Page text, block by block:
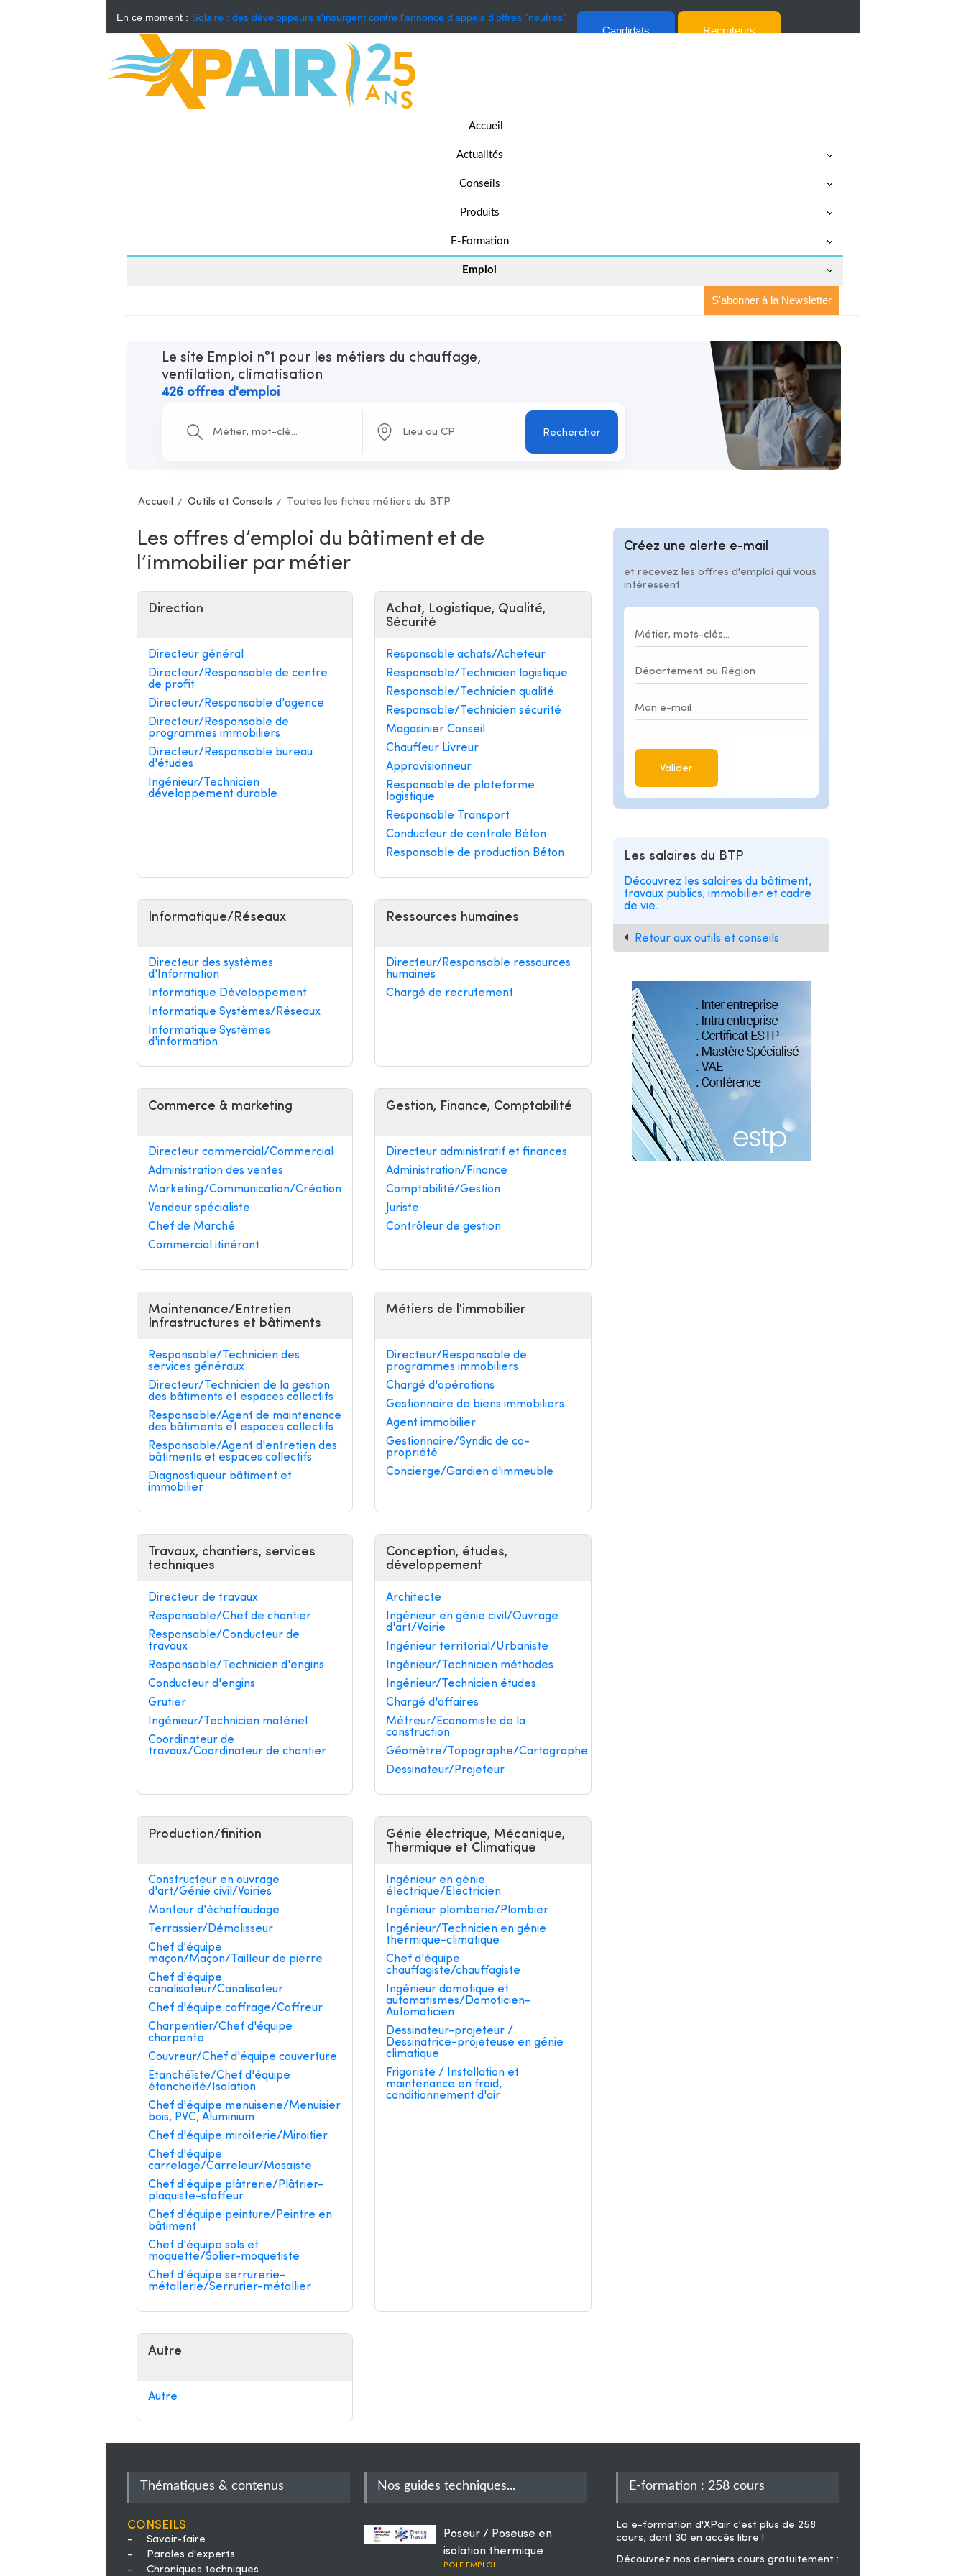
En ce moment : Solaire : des développeurs s'insurgent contre l'annonce d'appels d'offres "neutres"
Candidats Recruteurs
Accueil
Actualités
Conseils
Produits
E-Formation
Emploi
S'abonner à la Newsletter
Le site Emploi n°1 pour les métiers du chauffage,
ventilation, climatisation
426 offres d'emploi
Rechercher
Accueil Outils et Conseils Toutes les fiches métiers du BTP
Les offres d’emploi du bâtiment et de
l’immobilier par métier
Direction
Directeur général
Directeur/Responsable de centre
de profit
Directeur/Responsable d'agence
Directeur/Responsable de
programmes immobiliers
Directeur/Responsable bureau
d'études
Ingénieur/Technicien
développement durable
Achat, Logistique, Qualité,
Sécurité
Responsable achats/Acheteur
Responsable/Technicien logistique
Responsable/Technicien qualité
Responsable/Technicien sécurité
Magasinier Conseil
Chauffeur Livreur
Approvisionneur
Responsable de plateforme
logistique
Responsable Transport
Conducteur de centrale Béton
Responsable de production Béton
Informatique/Réseaux
Directeur des systèmes
d'Information
Informatique Développement
Informatique Systèmes/Réseaux
Informatique Systèmes
d'information
Ressources humaines
Directeur/Responsable ressources
humaines
Chargé de recrutement
Commerce & marketing
Directeur commercial/Commercial
Administration des ventes
Marketing/Communication/Création
Vendeur spécialiste
Chef de Marché
Commercial itinérant
Gestion, Finance, Comptabilité
Directeur administratif et finances
Administration/Finance
Comptabilité/Gestion
Juriste
Contrôleur de gestion
Maintenance/Entretien
Infrastructures et bâtiments
Responsable/Technicien des
services généraux
Directeur/Technicien de la gestion
des bâtiments et espaces collectifs
Responsable/Agent de maintenance
des bâtiments et espaces collectifs
Responsable/Agent d'entretien des
bâtiments et espaces collectifs
Diagnostiqueur bâtiment et
immobilier
Métiers de l'immobilier
Directeur/Responsable de
programmes immobiliers
Chargé d'opérations
Gestionnaire de biens immobiliers
Agent immobilier
Gestionnaire/Syndic de co-
propriété
Concierge/Gardien d'immeuble
Travaux, chantiers, services
techniques
Directeur de travaux
Responsable/Chef de chantier
Responsable/Conducteur de
travaux
Responsable/Technicien d'engins
Conducteur d'engins
Grutier
Ingénieur/Technicien matériel
Coordinateur de
travaux/Coordinateur de chantier
Conception, études,
développement
Architecte
Ingénieur en génie civil/Ouvrage
d'art/Voirie
Ingénieur territorial/Urbaniste
Ingénieur/Technicien méthodes
Ingénieur/Technicien études
Chargé d'affaires
Métreur/Economiste de la
construction
Géomètre/Topographe/Cartographe
Dessinateur/Projeteur
Production/finition
Constructeur en ouvrage
d'art/Génie civil/Voiries
Monteur d'échaffaudage
Terrassier/Démolisseur
Chef d'équipe
maçon/Maçon/Tailleur de pierre
Chef d'équipe
canalisateur/Canalisateur
Chef d'équipe coffrage/Coffreur
Charpentier/Chef d'équipe
charpente
Couvreur/Chef d'équipe couverture
Etanchéïste/Chef d'équipe
étancheïté/Isolation
Chef d'équipe menuiserie/Menuisier
bois, PVC, Aluminium
Chef d'équipe miroiterie/Miroitier
Chef d'équipe
carrelage/Carreleur/Mosaïste
Chef d'équipe plâtrerie/Plâtrier-
plaquiste-staffeur
Chef d'équipe peinture/Peintre en
bâtiment
Chef d'équipe sols et
moquette/Solier-moquetiste
Chef d'équipe serrurerie-
métallerie/Serrurier-métallier
Génie électrique, Mécanique,
Thermique et Climatique
Ingénieur en génie
électrique/Electricien
Ingénieur plomberie/Plombier
Ingénieur/Technicien en génie
thermique-climatique
Chef d'équipe
chauffagiste/chauffagiste
Ingénieur domotique et
automatismes/Domoticien-
Automaticien
Dessinateur-projeteur /
Dessinatrice-projeteuse en génie
climatique
Frigoriste / Installation et
maintenance en froid,
conditionnement d'air
Autre
Autre
Créez une alerte e-mail
et recevez les offres d'emploi qui vous
intéressent
Valider
Les salaires du BTP
Découvrez les salaires du bâtiment,
travaux publics, immobilier et cadre
de vie.
Retour aux outils et conseils
Thématiques & contenus
Conseils
-
Savoir-faire
-
Paroles d'experts
-
Chroniques techniques
Nos guides techniques...
Poseur / Poseuse en
isolation thermique
POLE EMPLOI
E-formation : 258 cours
La e-formation d'XPair c'est plus de 258
cours, dont 30 en accès libre !
Découvrez nos derniers cours gratuitement :